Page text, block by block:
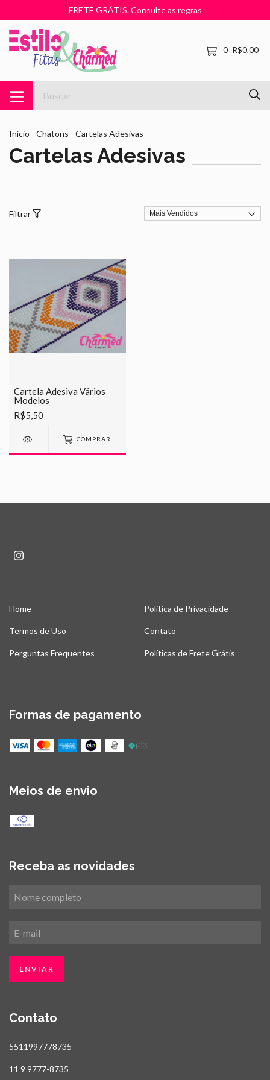
FRETE GRÁTIS. Consulte as regras
0-R$0,00
Início - Chatons - Cartelas Adesivas
Cartelas Adesivas
Filtrar
Cartela Adesiva Vários
Modelos
R$5,50
COMPRAR
Home Politica de Privacidade
Termos de Uso Contato
Perguntas Frequentes Políticas de Frete Grátis
Formas de pagamento
Meios de envio
Receba as novidades
Contato
5511997778735
11 9 9777-8735